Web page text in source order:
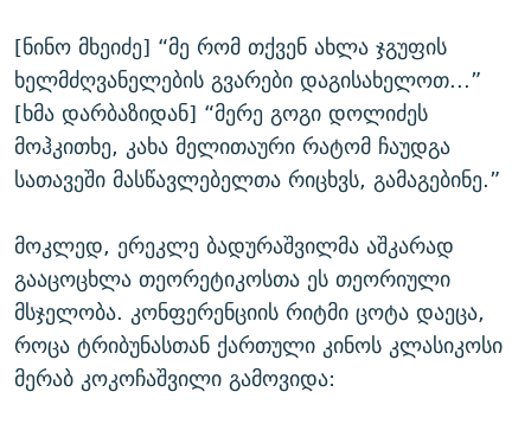
[ნინო მხეიძე] “მე რომ თქვენ ახლა ჯგუფის
ხელმძღვანელების გვარები დაგისახელოთ...”
[ხმა დარბაზიდან] “მერე გოგი დოლიძეს
მოჰკითხე, კახა მელითაური რატომ ჩაუდგა
სათავეში მასწავლებელთა რიცხვს, გამაგებინე.”
მოკლედ, ერეკლე ბადურაშვილმა აშკარად
გააცოცხლა თეორეტიკოსთა ეს თეორიული
მსჯელობა. კონფერენციის რიტმი ცოტა დაეცა,
როცა ტრიბუნასთან ქართული კინოს კლასიკოსი
მერაბ კოკოჩაშვილი გამოვიდა: